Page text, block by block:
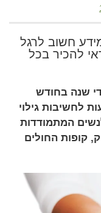
חשוב לרגל
להכיר בכל
שנה בחודש
לחשיבות גילוי
המתמודדות
קופות החולים